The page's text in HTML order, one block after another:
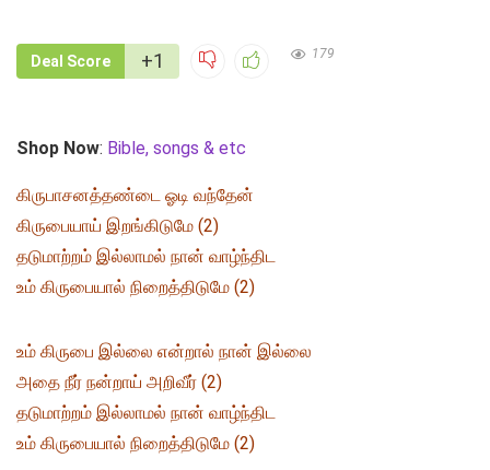
Deal Score +1 179
Shop Now: Bible, songs & etc
கிருபாசனத்தண்டை ஓடி வந்தேன்
கிருபையாய் இறங்கிடுமே (2)
தடுமாற்றம் இல்லாமல் நான் வாழ்ந்திட
உம் கிருபையால் நிறைத்திடுமே (2)
உம் கிருபை இல்லை என்றால் நான் இல்லை
அதை நீர் நன்றாய் அறிவீர் (2)
தடுமாற்றம் இல்லாமல் நான் வாழ்ந்திட
உம் கிருபையால் நிறைத்திடுமே (2)